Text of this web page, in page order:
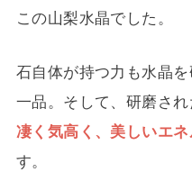
この山梨水晶でした。
石自体が持つ力も水晶
一品。そして、研磨さ
凄く気高く、美しいエ
す。